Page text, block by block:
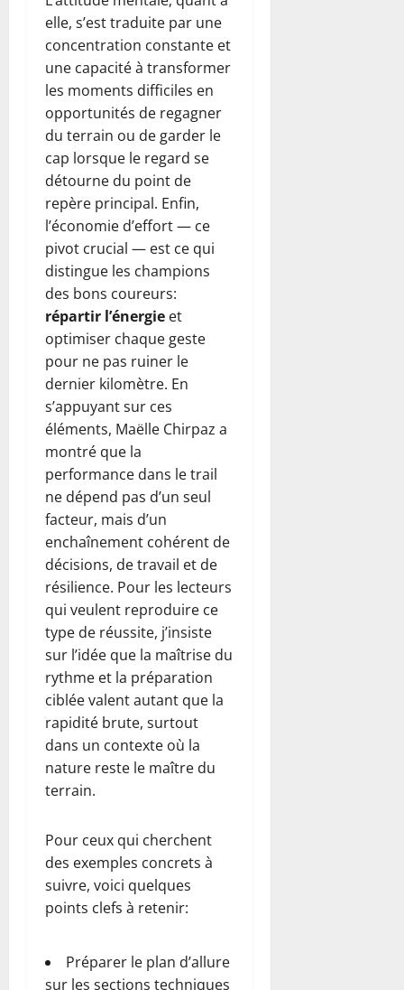
elle, s’est traduite par une
concentration constante et
une capacité à transformer
les moments difficiles en
opportunités de regagner
du terrain ou de garder le
cap lorsque le regard se
détourne du point de
repère principal. Enfin,
l’économie d’effort — ce
pivot crucial — est ce qui
distingue les champions
des bons coureurs:
répartir l’énergie et
optimiser chaque geste
pour ne pas ruiner le
dernier kilomètre. En
s’appuyant sur ces
éléments, Maëlle Chirpaz a
montré que la
performance dans le trail
ne dépend pas d’un seul
facteur, mais d’un
enchaînement cohérent de
décisions, de travail et de
résilience. Pour les lecteurs
qui veulent reproduire ce
type de réussite, j’insiste
sur l’idée que la maîtrise du
rythme et la préparation
ciblée valent autant que la
rapidité brute, surtout
dans un contexte où la
nature reste le maître du
terrain.
Pour ceux qui cherchent
des exemples concrets à
suivre, voici quelques
points clefs à retenir:
Préparer le plan d’allure
sur les sections techniques